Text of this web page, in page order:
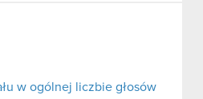
w ogólnej liczbie głosów